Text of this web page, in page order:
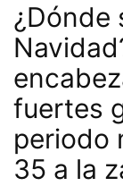
¿Dónde
fuertes
periodo
35 a la